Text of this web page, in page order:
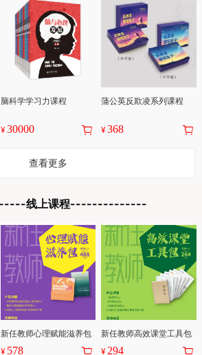
脑科学学习力课程
¥30000
蒲公英反欺凌系列课程
¥368
查看更多
新任教师心理赋能滋养包
¥ 578
新任教师高效课堂工具包
¥ 294